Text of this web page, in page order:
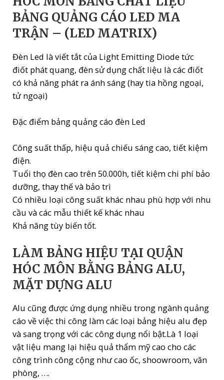
BẢNG QUẢNG CÁO LED MA
TRẬN – (LED MATRIX)
Đèn Led là viết tắt của Light Emitting Diode tức
điốt phát quang, đèn sử dụng chất liệu là các điốt
có khả năng phát ra ánh sáng (hay tia hồng ngoại,
tử ngoại)
Đặc điểm bảng quảng cáo đèn Led
Công suất thấp, hiệu quả chiếu sáng cao, tiết kiệm
điện.
Tuổi thọ đèn cao trên 50.000h, tiết kiệm chi phí bảo
dưỡng, thay thế và bảo trì
Có nhiều loại công suất khác nhau phù hợp với nhu
cầu và các mẫu thiết kế khác nhau
Khả năng tùy biến tốt.
LÀM BẢNG HIỆU TẠI QUẬN
HÓC MÔN BẰNG BẢNG ALU,
MẶT DỰNG ALU
Alu cũng được ứng dụng nhiều trong ngành quảng
cáo về việc thi công làm các loại bảng hiệu alu đẹp
và sang trọng với các công dụng nổi bật.Là 1 loại
vật liệu mang lại hiệu quả thẩm mỹ cao cho các
công trình công cộng như cao ốc, shoowroom, văn
phòng, ….